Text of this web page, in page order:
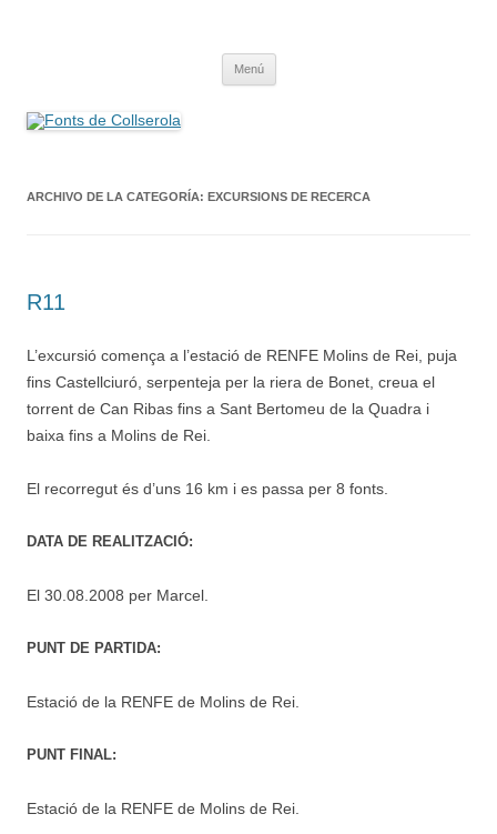
Menú
ARCHIVO DE LA CATEGORÍA: EXCURSIONS DE RECERCA
R11
L’excursió comença a l’estació de RENFE Molins de Rei, puja
fins Castellciuró, serpenteja per la riera de Bonet, creua el
torrent de Can Ribas fins a Sant Bertomeu de la Quadra i
baixa fins a Molins de Rei.
El recorregut és d’uns 16 km i es passa per 8 fonts.
DATA DE REALITZACIÓ:
El 30.08.2008 per Marcel.
PUNT DE PARTIDA:
Estació de la RENFE de Molins de Rei.
PUNT FINAL:
Estació de la RENFE de Molins de Rei.